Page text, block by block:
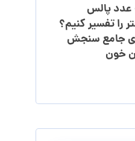
عدد پالس
را تفسیر کنیم؟
جامع سنجش
خون